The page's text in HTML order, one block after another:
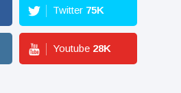
Twitter 75K
Youtube 28K